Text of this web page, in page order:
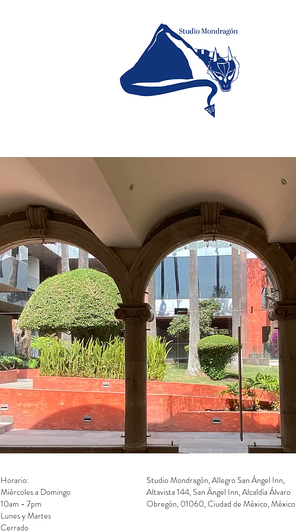
Horario:
Miércoles a Domingo
10am - 7pm
Lunes y Martes
Cerrado
Studio Mondragón, Allegro San Ángel Inn,
Altavista 144, San Ángel Inn, Alcaldía Álvaro
Obregón, 01060, Ciudad de México, México